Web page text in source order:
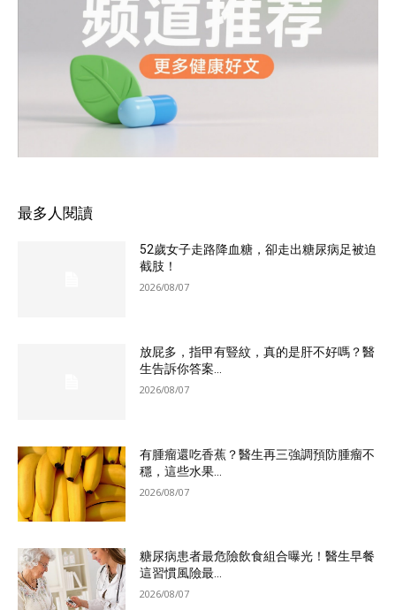
最多人閱讀
52歲女子走路降血糖，卻走出糖尿病足被迫
截肢！
2026/08/07
放屁多，指甲有豎紋，真的是肝不好嗎？醫
生告訴你答案...
2026/08/07
有腫瘤還吃香蕉？醫生再三強調預防腫瘤不
穩，這些水果...
2026/08/07
糖尿病患者最危險飲食組合曝光！醫生早餐
這習慣風險最...
2026/08/07